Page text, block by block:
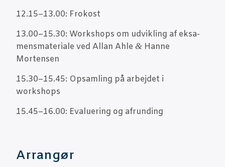
12.15–13.00: Frokost
13.00–15.30: Wor­ks­hops om udvik­ling af eksa­
mens­ma­te­ri­a­le ved Allan Ahle & Han­ne
Mortensen
15.30–15.45: Opsam­ling på arbej­det i
workshops
15.45–16.00: Eva­lu­e­ring og afrunding
Arran­gør